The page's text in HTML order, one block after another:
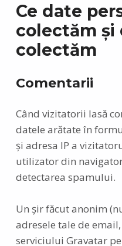
Ce date
colectăm și
colectăm
Comentarii
Când vizitatorii lasă
datele arătate în
și adresa IP a
utilizator din
detectarea spamului.
Un șir făcut anonim
adresele tale de
serviciului Gravatar